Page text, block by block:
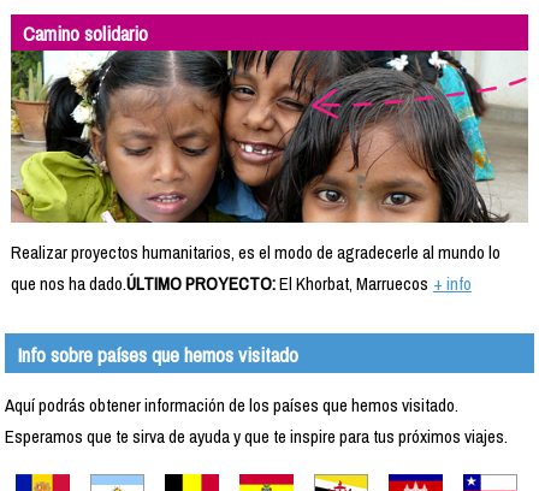
Camino solidario
Realizar proyectos humanitarios, es el modo de agradecerle al mundo lo
que nos ha dado.ÚLTIMO PROYECTO:El Khorbat, Marruecos + info
Info sobre países que hemos visitado
Aquí podrás obtener información de los países que hemos visitado.
Esperamos que te sirva de ayuda y que te inspire para tus próximos viajes.